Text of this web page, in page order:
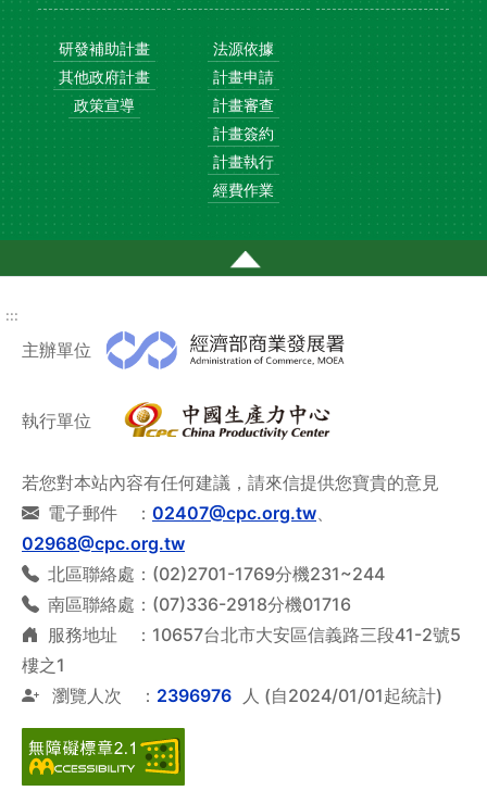
研發補助計畫
其他政府計畫
政策宣導
法源依據
計畫申請
計畫審查
計畫簽約
計畫執行
經費作業
通過AA檢測等級無障礙網頁檢測(另開新視窗)
:::
主辦單位
執行單位
若您對本站內容有任何建議，請來信提供您寶貴的意見
電子郵件 ： 02407@cpc.org.tw
02968@cpc.org.tw
北區聯絡處：(02)2701-1769分機231~244
南區聯絡處：(07)336-2918分機01716
服務地址 ：10657台北市大安區信義路三段41-2號5
樓之1
瀏覽人次 ： 2396976 人 (自2024/01/01起統計)